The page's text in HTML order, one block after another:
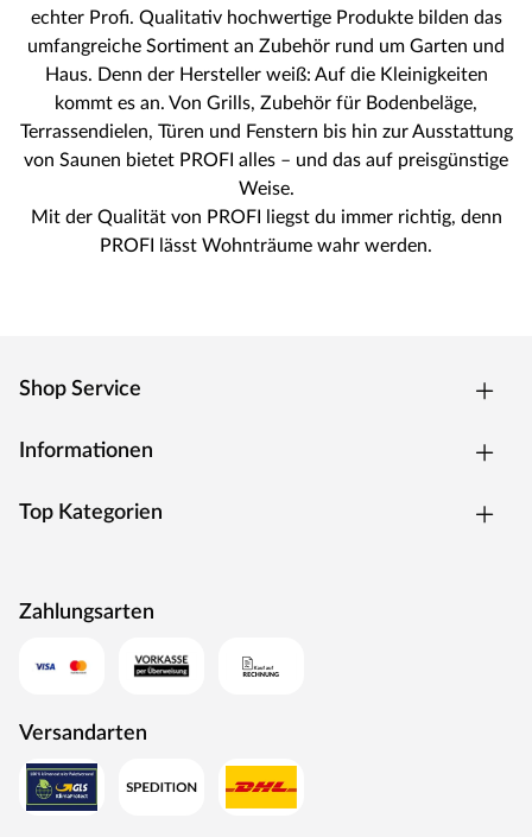
echter Profi. Qualitativ hochwertige Produkte bilden das
umfangreiche Sortiment an Zubehör rund um Garten und
Haus. Denn der Hersteller weiß: Auf die Kleinigkeiten
kommt es an. Von Grills, Zubehör für Bodenbeläge,
Terrassendielen, Türen und Fenstern bis hin zur Ausstattung
von Saunen bietet PROFI alles – und das auf preisgünstige
Weise.
Mit der Qualität von PROFI liegst du immer richtig, denn
PROFI lässt Wohnträume wahr werden.
Shop Service
Informationen
Top Kategorien
Zahlungsarten
Versandarten